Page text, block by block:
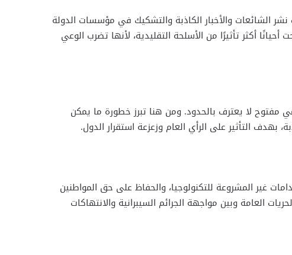
الشائعات والأخبار الكاذبة والتشكيك في مؤسسات الدولة
أكثر تأثيرًا من الأسلحة التقليدية، لأنها تضرب الوعي
مفتوح لا يعترف بالحدود. ومن هنا تبرز خطورة ما يمكن
بهدف التأثير على الرأي العام وزعزعة استقرار الدول.
غير المشروعة للتكنولوجيا، والحفاظ على حق المواطنين
العامة وبين مواجهة الجرائم السيبرانية والانتهاكات